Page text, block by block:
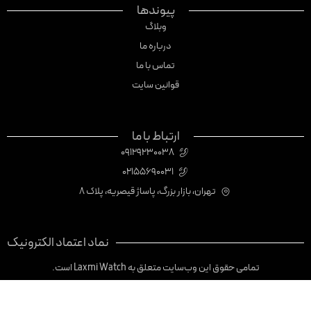
پیوندها
وبلاگ
درباره ما
تماس با ما
قوانین سایت
ارتباط با ما
09129230038
02155690031
تهران، بازار بزرگ، پاساژ قیصریه، پلاک 8
نماد اعتماد الکترونیک
تمامی حقوق این وب‌سایت متعلق به Laxmi Watch است.